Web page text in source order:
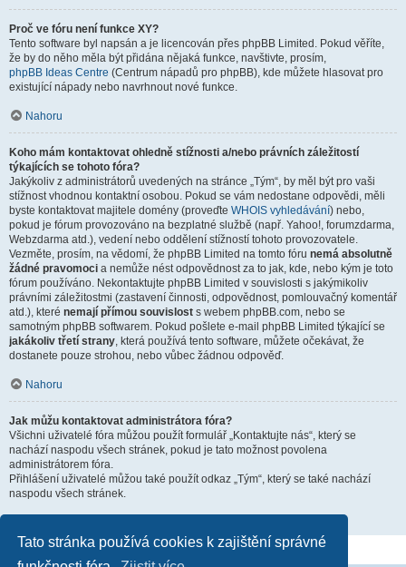
Tato stránka používá cookies k zajištění správné
Proč ve fóru není funkce XY?
Tento software byl napsán a je licencován přes phpBB Limited. Pokud věříte,
že by do něho měla být přidána nějaká funkce, navštivte, prosím,
phpBB Ideas Centre (Centrum nápadů pro phpBB), kde můžete hlasovat pro
existující nápady nebo navrhnout nové funkce.
Nahoru
Koho mám kontaktovat ohledně stížnosti a/nebo právních záležitostí
týkajících se tohoto fóra?
Jakýkoliv z administrátorů uvedených na stránce „Tým“, by měl být pro vaši
stížnost vhodnou kontaktní osobou. Pokud se vám nedostane odpovědi, měli
byste kontaktovat majitele domény (proveďte WHOIS vyhledávání) nebo,
pokud je fórum provozováno na bezplatné službě (např. Yahoo!, forumzdarma,
Webzdarma atd.), vedení nebo oddělení stížností tohoto provozovatele.
Vezměte, prosím, na vědomí, že phpBB Limited na tomto fóru nemá absolutně
žádné pravomoci a nemůže nést odpovědnost za to jak, kde, nebo kým je toto
fórum používáno. Nekontaktujte phpBB Limited v souvislosti s jakýmikoliv
právními záležitostmi (zastavení činnosti, odpovědnost, pomlouvačný komentář
atd.), které nemají přímou souvislost s webem phpBB.com, nebo se
samotným phpBB softwarem. Pokud pošlete e-mail phpBB Limited týkající se
jakákoliv třetí strany, která používá tento software, můžete očekávat, že
dostanete pouze strohou, nebo vůbec žádnou odpověď.
Nahoru
Jak můžu kontaktovat administrátora fóra?
Všichni uživatelé fóra můžou použít formulář „Kontaktujte nás“, který se
nachází naspodu všech stránek, pokud je tato možnost povolena
administrátorem fóra.
Přihlášení uživatelé můžou také použít odkaz „Tým“, který se také nachází
naspodu všech stránek.